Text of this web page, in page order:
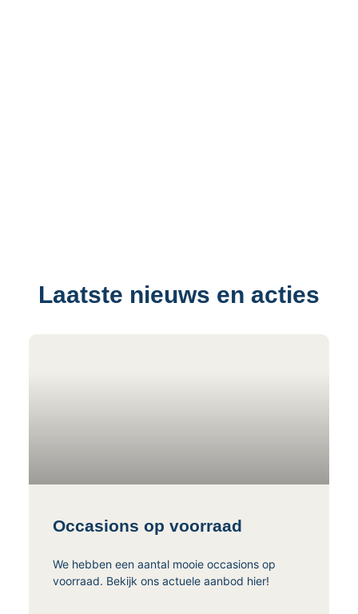
Laatste nieuws en acties
Occasions op voorraad
We hebben een aantal mooie occasions op
voorraad. Bekijk ons actuele aanbod hier!